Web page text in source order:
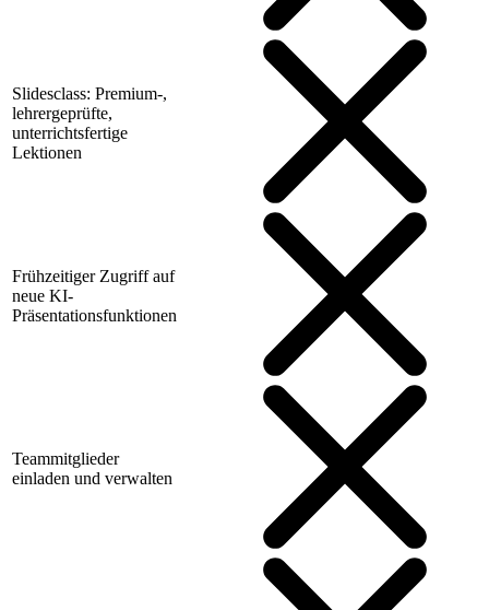
Slidesclass: Premium-,
lehrergeprüfte,
unterrichtsfertige
Lektionen
Frühzeitiger Zugriff auf
neue KI-
Präsentationsfunktionen
Teammitglieder
einladen und verwalten